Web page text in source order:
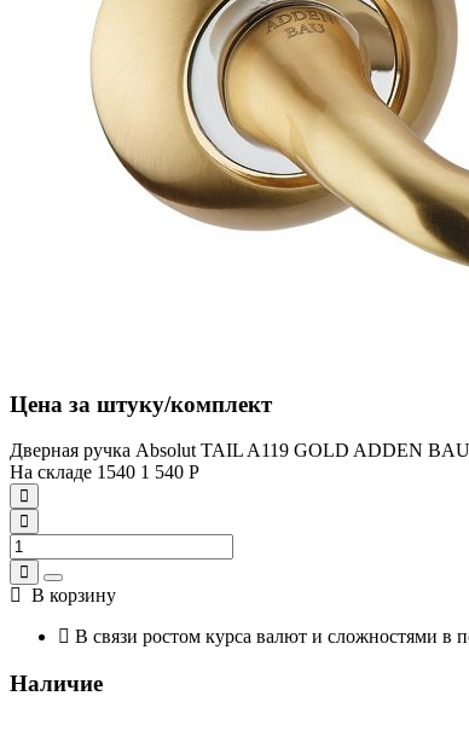
Цена за штуку/комплект
Дверная ручка Absolut TAIL A119 GOLD ADDEN BAU
На складе 1540 1 540 Р
В корзину
В связи ростом курса валют и сложностями в
Наличие